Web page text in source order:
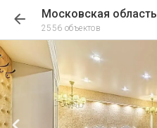
Московская область
2556 объектов